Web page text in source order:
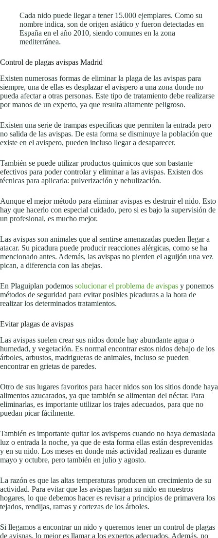
Cada nido puede llegar a tener 15.000 ejemplares. Como su
nombre indica, son de origen asiático y fueron detectadas en
España en el año 2010, siendo comunes en la zona
mediterránea.
Control de plagas avispas Madrid
Existen numerosas formas de eliminar la plaga de las avispas para
siempre, una de ellas es desplazar el avispero a una zona donde no
pueda afectar a otras personas. Este tipo de tratamiento debe realizarse
por manos de un experto, ya que resulta altamente peligroso.
Existen una serie de trampas específicas que permiten la entrada pero
no salida de las avispas. De esta forma se disminuye la población que
existe en el avispero, pueden incluso llegar a desaparecer.
También se puede utilizar productos químicos que son bastante
efectivos para poder controlar y eliminar a las avispas. Existen dos
técnicas para aplicarla: pulverización y nebulización.
Aunque el mejor método para eliminar avispas es destruir el nido. Esto
hay que hacerlo con especial cuidado, pero si es bajo la supervisión de
un profesional, es mucho mejor.
Las avispas son animales que al sentirse amenazadas pueden llegar a
atacar. Su picadura puede producir reacciones alérgicas, como se ha
mencionado antes. Además, las avispas no pierden el aguijón una vez
pican, a diferencia con las abejas.
En Plaguiplan podemos solucionar el problema de avispas y ponemos
métodos de seguridad para evitar posibles picaduras a la hora de
realizar los determinados tratamientos.
Evitar plagas de avispas
Las avispas suelen crear sus nidos donde hay abundante agua o
humedad, y vegetación. Es normal encontrar estos nidos debajo de los
árboles, arbustos, madrigueras de animales, incluso se pueden
encontrar en grietas de paredes.
Otro de sus lugares favoritos para hacer nidos son los sitios donde haya
alimentos azucarados, ya que también se alimentan del néctar. Para
eliminarlas, es importante utilizar los trajes adecuados, para que no
puedan picar fácilmente.
También es importante quitar los avisperos cuando no haya demasiada
luz o entrada la noche, ya que de esta forma ellas están desprevenidas
y en su nido. Los meses en donde más actividad realizan es durante
mayo y octubre, pero también en julio y agosto.
La razón es que las altas temperaturas producen un crecimiento de su
actividad. Para evitar que las avispas hagan su nido en nuestros
hogares, lo que debemos hacer es revisar a principios de primavera los
tejados, rendijas, ramas y cortezas de los árboles.
Si llegamos a encontrar un nido y queremos tener un control de plagas
de avispas, lo mejor es llamar a los expertos adecuados. Además, no